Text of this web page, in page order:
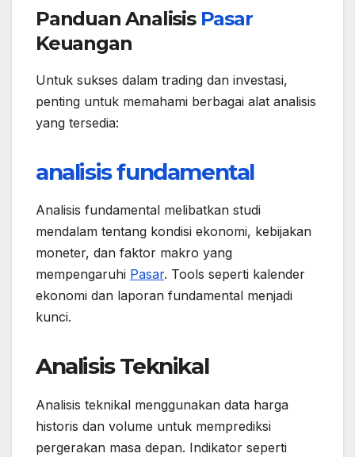
Panduan Analisis Pasar
Keuangan
Untuk sukses dalam trading dan investasi,
penting untuk memahami berbagai alat analisis
yang tersedia:
analisis fundamental
Analisis fundamental melibatkan studi
mendalam tentang kondisi ekonomi, kebijakan
moneter, dan faktor makro yang
mempengaruhi Pasar. Tools seperti kalender
ekonomi dan laporan fundamental menjadi
kunci.
Analisis Teknikal
Analisis teknikal menggunakan data harga
historis dan volume untuk memprediksi
pergerakan masa depan. Indikator seperti